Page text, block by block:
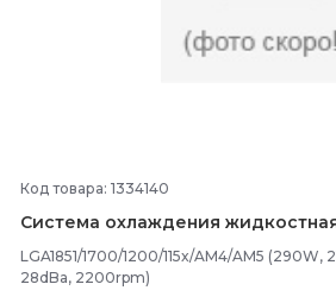
Код товара: 1334140
Система охлаждения
LGA1851/1700/1200/115x/AM4/AM5 (290W,
28dBa, 2200rpm)